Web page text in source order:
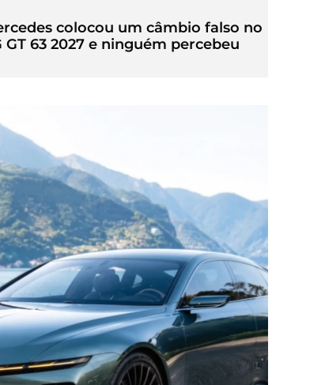
colocou um câmbio falso no
GT 63 2027 e ninguém percebeu